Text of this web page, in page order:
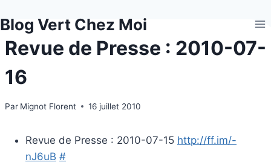
au
contenu
Blog Vert Chez Moi
Revue de Presse : 2010-07-
16
Par Mignot Florent 16 juillet 2010
Revue de Presse : 2010-07-15 http://ff.im/-
nJ6uB #